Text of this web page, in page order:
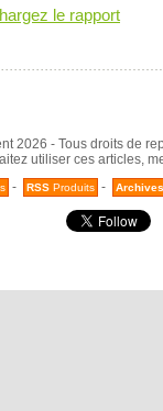
le rapport
2026 - Tous droits de
utiliser ces articles,
- RSS Produits - Archives